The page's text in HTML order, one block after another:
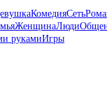
КомедияСеть
ЖенщинаЛюди
рукамиИгры